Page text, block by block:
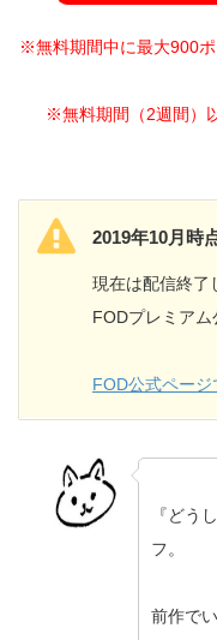
※無料期間中に最大900
※無料期間（2週間）
2019年10月時
現在は配信終了
FODプレミアム
FOD公式ペー
『どう
フ。
前作で